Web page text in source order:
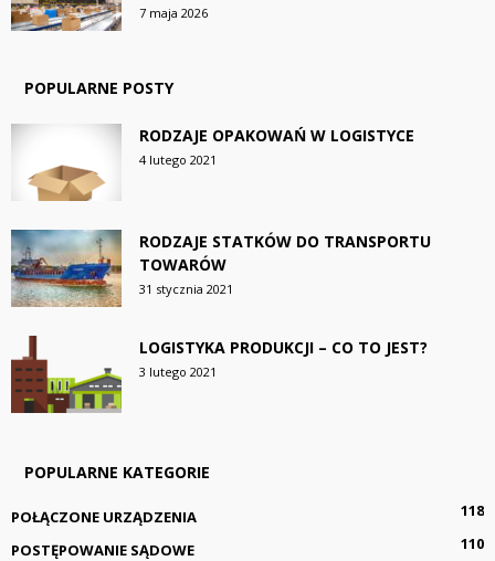
7 maja 2026
POPULARNE POSTY
RODZAJE OPAKOWAŃ W LOGISTYCE
4 lutego 2021
RODZAJE STATKÓW DO TRANSPORTU
TOWARÓW
31 stycznia 2021
LOGISTYKA PRODUKCJI – CO TO JEST?
3 lutego 2021
POPULARNE KATEGORIE
POŁĄCZONE URZĄDZENIA
118
POSTĘPOWANIE SĄDOWE
110